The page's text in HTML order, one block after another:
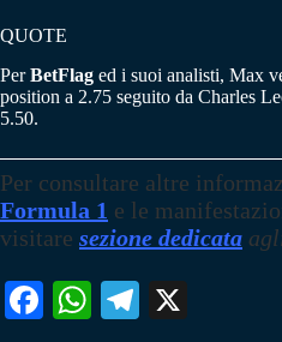
QUOTE
PerBetFlag ed i suoi analisti, Max
position a 2.75 seguito da Charles
5.50.
Per consultare altre
Formula 1 e le
visitare sezione dedicata
Fa W
Te